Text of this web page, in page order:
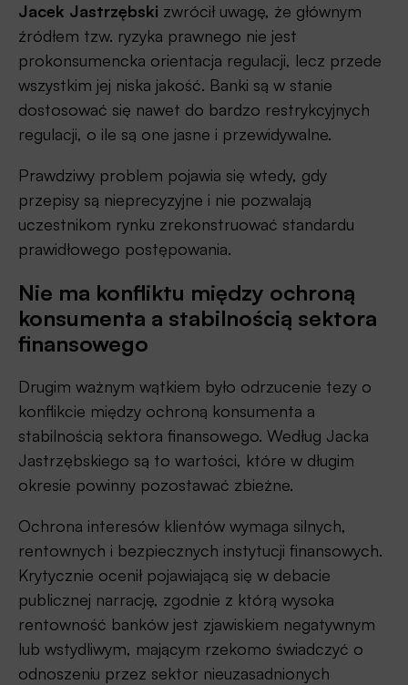
Jacek Jastrzębski zwrócił uwagę, że głównym
źródłem tzw. ryzyka prawnego nie jest
prokonsumencka orientacja regulacji, lecz przede
wszystkim jej niska jakość. Banki są w stanie
dostosować się nawet do bardzo restrykcyjnych
regulacji, o ile są one jasne i przewidywalne.
Prawdziwy problem pojawia się wtedy, gdy
przepisy są nieprecyzyjne i nie pozwalają
uczestnikom rynku zrekonstruować standardu
prawidłowego postępowania.
Nie ma konfliktu między ochroną
konsumenta a stabilnością sektora
finansowego
Drugim ważnym wątkiem było odrzucenie tezy o
konflikcie między ochroną konsumenta a
stabilnością sektora finansowego. Według Jacka
Jastrzębskiego są to wartości, które w długim
okresie powinny pozostawać zbieżne.
Ochrona interesów klientów wymaga silnych,
rentownych i bezpiecznych instytucji finansowych.
Krytycznie ocenił pojawiającą się w debacie
publicznej narrację, zgodnie z którą wysoka
rentowność banków jest zjawiskiem negatywnym
lub wstydliwym, mającym rzekomo świadczyć o
odnoszeniu przez sektor nieuzasadnionych